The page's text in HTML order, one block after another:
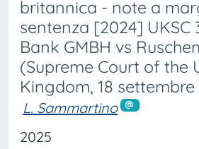
britannica - note a
sentenza [2024] UKSC
Bank GMBH vs
(Supreme Court of the
Kingdom, 18 settembre
L. Sammartino
2025